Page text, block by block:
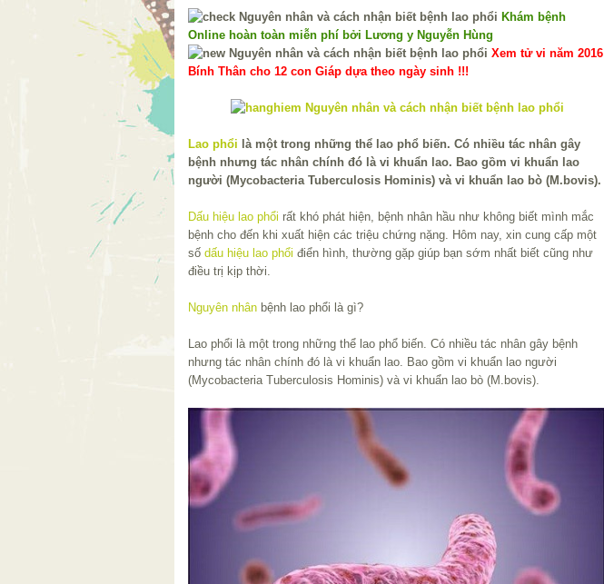
Khám bệnh
Online hoàn toàn miễn phí bởi Lương y Nguyễn Hùng
Xem tử vi năm 2016
Bính Thân cho 12 con Giáp dựa theo ngày sinh !!!
Lao phổi là một trong những thể lao phổ biến. Có nhiều tác nhân gây
bệnh nhưng tác nhân chính đó là vi khuẩn lao. Bao gồm vi khuẩn lao
người (Mycobacteria Tuberculosis Hominis) và vi khuẩn lao bò (M.bovis).
Dấu hiệu lao phổi rất khó phát hiện, bệnh nhân hầu như không biết mình mắc
bệnh cho đến khi xuất hiện các triệu chứng nặng. Hôm nay, xin cung cấp một
số dấu hiệu lao phổi điển hình, thường gặp giúp bạn sớm nhất biết cũng như
điều trị kịp thời.
Nguyên nhân bệnh lao phổi là gì?
Lao phổi là một trong những thể lao phổ biến. Có nhiều tác nhân gây bệnh
nhưng tác nhân chính đó là vi khuẩn lao. Bao gồm vi khuẩn lao người
(Mycobacteria Tuberculosis Hominis) và vi khuẩn lao bò (M.bovis).